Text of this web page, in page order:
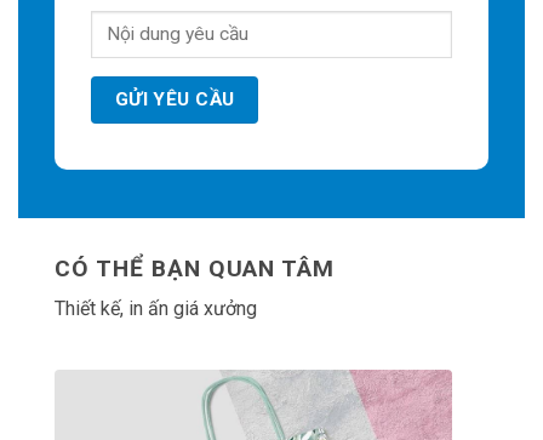
CÓ THỂ BẠN QUAN TÂM
Thiết kế, in ấn giá xưởng